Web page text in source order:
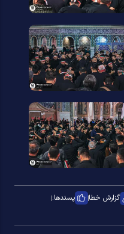
گزارش خطا
پسندها: